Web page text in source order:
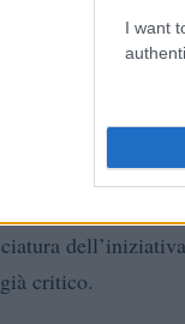
I want
e le sfide
è stato registrato
sempre più
critico.